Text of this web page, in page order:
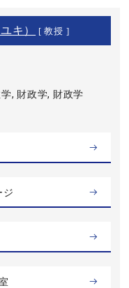
キ） [ 教授 ]
, 財政学, 財政学
ジ